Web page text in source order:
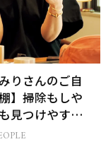
りさんのご自
】掃除もしや
見つけやす
さないのが基